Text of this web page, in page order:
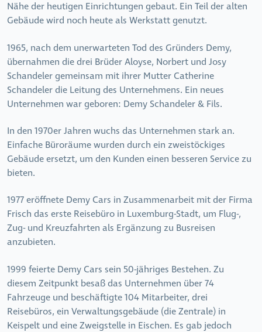
Nähe der heutigen Einrichtungen gebaut. Ein Teil der alten
Gebäude wird noch heute als Werkstatt genutzt.
1965, nach dem unerwarteten Tod des Gründers Demy,
übernahmen die drei Brüder Aloyse, Norbert und Josy
Schandeler gemeinsam mit ihrer Mutter Catherine
Schandeler die Leitung des Unternehmens. Ein neues
Unternehmen war geboren: Demy Schandeler & Fils.
In den 1970er Jahren wuchs das Unternehmen stark an.
Einfache Büroräume wurden durch ein zweistöckiges
Gebäude ersetzt, um den Kunden einen besseren Service zu
bieten.
1977 eröffnete Demy Cars in Zusammenarbeit mit der Firma
Frisch das erste Reisebüro in Luxemburg-Stadt, um Flug-,
Zug- und Kreuzfahrten als Ergänzung zu Busreisen
anzubieten.
1999 feierte Demy Cars sein 50-jähriges Bestehen. Zu
diesem Zeitpunkt besaß das Unternehmen über 74
Fahrzeuge und beschäftigte 104 Mitarbeiter, drei
Reisebüros, ein Verwaltungsgebäude (die Zentrale) in
Keispelt und eine Zweigstelle in Eischen. Es gab jedoch